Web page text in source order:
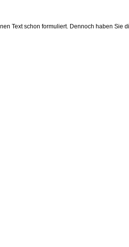
Text schon formuliert. Dennoch haben Sie